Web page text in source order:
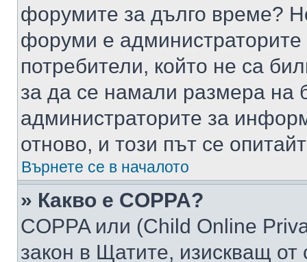
форумите за дълго време?
форуми е администраторите
потребители, който не са
за да се намали размера на
администраторите за
отново, и този път се
Върнете се в началото
» Какво е COPPA?
COPPA или (Child Online
закон в Щатите, изискващ от